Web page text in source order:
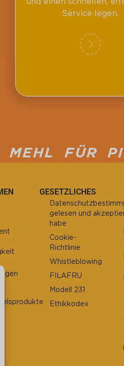
Service legen.
PINSA MEHL
GESETZLICHES
gelesen und
habe
Cookie-
Richtlinie
Whistleblowing
FILAFRU
Modell 231
Ethikkodex